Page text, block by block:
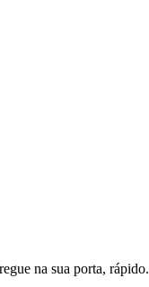
na sua porta, rápido.